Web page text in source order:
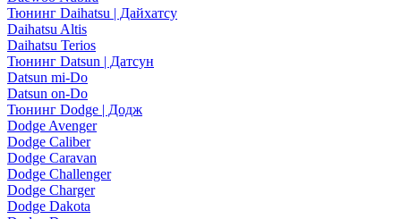
Тюнинг Daihatsu | Дайхатсу
Daihatsu Altis
Daihatsu Terios
Тюнинг Datsun | Датсун
Datsun mi-Do
Datsun on-Do
Тюнинг Dodge | Додж
Dodge Avenger
Dodge Caliber
Dodge Caravan
Dodge Challenger
Dodge Charger
Dodge Dakota